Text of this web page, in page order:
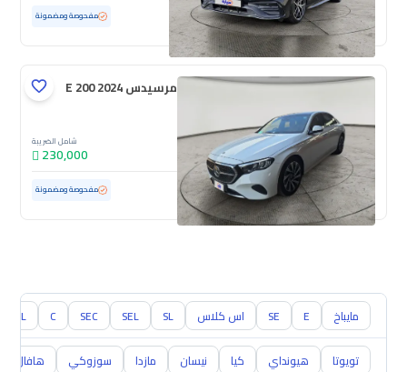
مستعملة 25,001 كم ممشى قليل مفحوصة ومضمونة
مرسيدس E 200 2024
شامل الضريبة
230,000
مستعملة 20,860 كم ممشى قليل مفحوصة ومضمونة
مايباخ E
SE اس كلاس SL
SEL
SEC
C
CL
تويوتا هيونداي كيا نيسان مازدا سوزوكي هافال